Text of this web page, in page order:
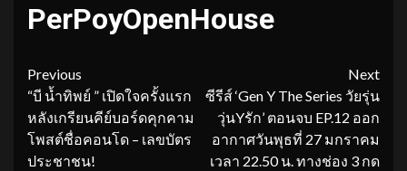
PerPoyOpenHouse
Continue
Reading
Previous
“บี น้ำทิพย์ ” เปิดใจครั้งแรก
หลังเกรียนคีย์บอร์ดคุกคาม
โพสต์ชื่อคอนโด – เลขบัตร
ประชาชน!
Next
ซีรีส์ ‘Gen Y The Series วัยรุ่น
วุ่นYรัก’ ตอนจบ EP.12 ออก
อากาศวันพุธที่ 27 มกราคม
เวลา 22.50 น. ทางช่อง 3 กด